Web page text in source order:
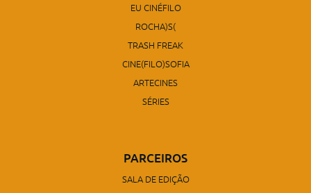
EU CINÉFILO
ROCHA)S(
TRASH FREAK
CINE(FILO)SOFIA
ARTECINES
SÉRIES
PARCEIROS
SALA DE EDIÇÃO